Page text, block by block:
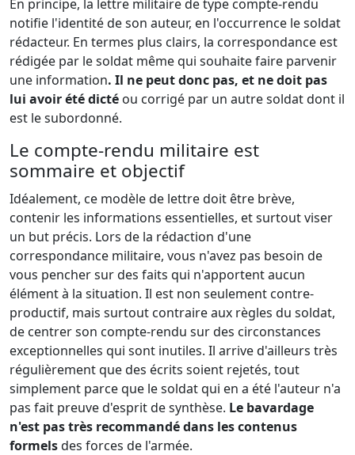
En principe, la lettre militaire de type compte-rendu
notifie l'identité de son auteur, en l'occurrence le soldat
rédacteur. En termes plus clairs, la correspondance est
rédigée par le soldat même qui souhaite faire parvenir
une information. Il ne peut donc pas, et ne doit pas
lui avoir été dicté ou corrigé par un autre soldat dont il
est le subordonné.
Le compte-rendu militaire est
sommaire et objectif
Idéalement, ce modèle de lettre doit être brève,
contenir les informations essentielles, et surtout viser
un but précis. Lors de la rédaction d'une
correspondance militaire, vous n'avez pas besoin de
vous pencher sur des faits qui n'apportent aucun
élément à la situation. Il est non seulement contre-
productif, mais surtout contraire aux règles du soldat,
de centrer son compte-rendu sur des circonstances
exceptionnelles qui sont inutiles. Il arrive d'ailleurs très
régulièrement que des écrits soient rejetés, tout
simplement parce que le soldat qui en a été l'auteur n'a
pas fait preuve d'esprit de synthèse. Le bavardage
n'est pas très recommandé dans les contenus
formelsdes forces de l'armée.